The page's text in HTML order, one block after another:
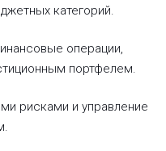
категорий.
операции,
портфелем.
рисками и управление